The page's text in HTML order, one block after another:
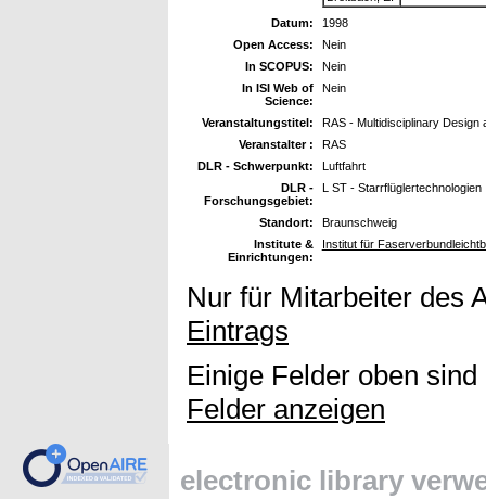
Datum:
1998
Open Access:
Nein
In SCOPUS:
Nein
In ISI Web of
Science:
Nein
Veranstaltungstitel:
RAS - Multidisciplinary Design
Veranstalter :
RAS
DLR - Schwerpunkt:
Luftfahrt
DLR -
Forschungsgebiet:
L ST - Starrflüglertechnologien
Standort:
Braunschweig
Institute &
Einrichtungen:
Institut für
Nur für Mitarbeiter des
Eintrags
Einige Felder oben
Felder anzeigen
electronic library